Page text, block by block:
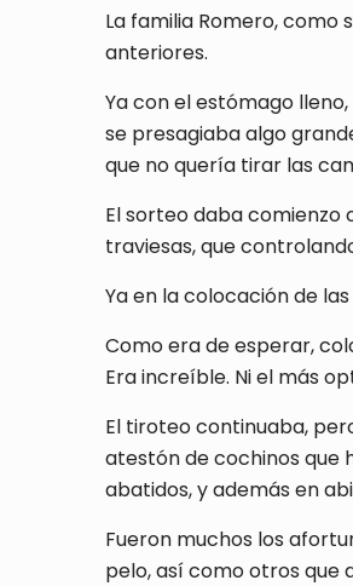
La familia Romero,
anteriores.
Ya con el estómago
se presagiaba algo
que no quería tirar las
El sorteo daba
traviesas, que
Ya en la colocación de
Como era de esperar,
Era increíble. Ni el más
El tiroteo continuaba,
atestón de cochinos que
abatidos, y además en
Fueron muchos los
pelo, así como otros que